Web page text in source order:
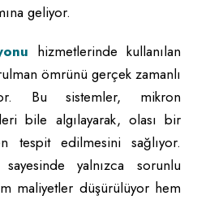
geliyor.
hizmetlerinde kullanılan
ömrünü gerçek zamanlı
Bu sistemler, mikron
bile algılayarak, olası bir
tespit edilmesini sağlıyor.
yalnızca sorunlu
maliyetler düşürülüyor hem